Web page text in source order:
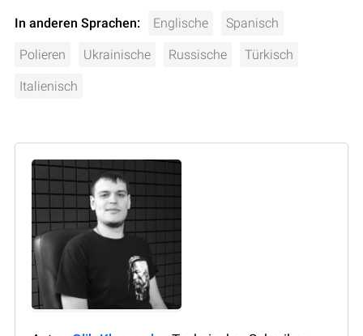
In anderen Sprachen: Englische Spanisch
Polieren Ukrainische Russische Türkisch
Italienisch